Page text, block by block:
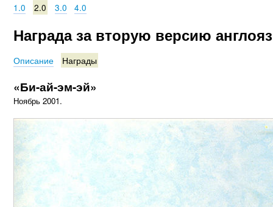
1.0 2.0 3.0 4.0
Награда за вторую версию
Описание Награды
«Би-ай-эм-эй»
Ноябрь 2001.